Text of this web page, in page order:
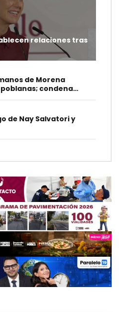
relaciones tras
de Morena
condena
de Nay Salvatori y